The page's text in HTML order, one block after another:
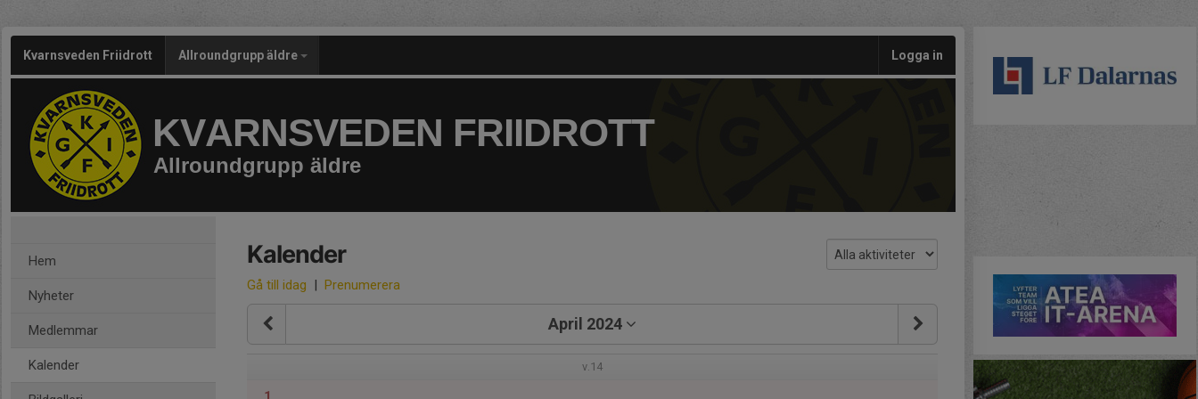
Kvarnsveden Friidrott Allroundgrupp äldre Logga in
KVARNSVEDEN FRIIDROTT
Allroundgrupp äldre
Hem
Nyheter
Medlemmar
Kalender
Kalender
Gå till idag | Prenumerera
April 2024
v.14